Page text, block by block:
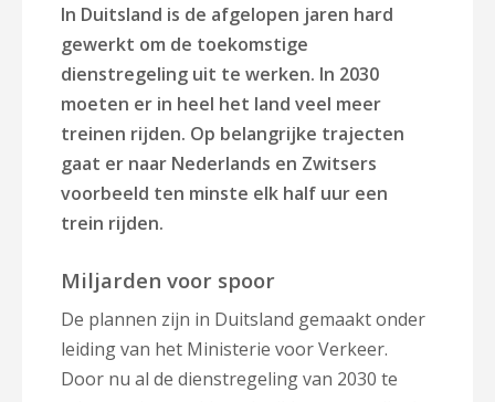
In Duitsland is de afgelopen jaren hard
gewerkt om de toekomstige
dienstregeling uit te werken. In 2030
moeten er in heel het land veel meer
treinen rijden. Op belangrijke trajecten
gaat er naar Nederlands en Zwitsers
voorbeeld ten minste elk half uur een
trein rijden.
Miljarden voor spoor
De plannen zijn in Duitsland gemaakt onder
leiding van het Ministerie voor Verkeer.
Door nu al de dienstregeling van 2030 te